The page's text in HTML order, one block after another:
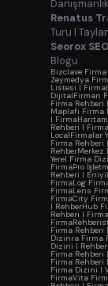
Danışmanlık
Renatus
Turu |
Seorox
Blogu
Bizclave Firma
Zeymedya
Listesi |
DijitalFirman
Firma Rehberi |
Maplafi Firma
|
Rehberi |
LocalFirmalar
Firma Rehberi |
RehberMerkez
Yerel Firma
FirmaPro
Rehberi |
FirmaLog
FirmaLens
FirmaCity
| RehberHub
Rehberi |
Firma Rehberi |
Dizinra Firma
Dizini |
Firma Rehberi |
Firma Rehberi |
Firma Dizini |
FirmaVita